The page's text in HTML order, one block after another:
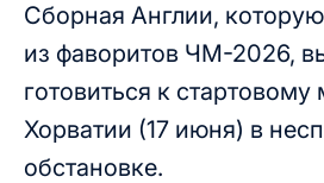
Сборная Англии,
из фаворитов ЧМ-2026,
готовиться к стартовому
Хорватии (17 июня) в
обстановке.